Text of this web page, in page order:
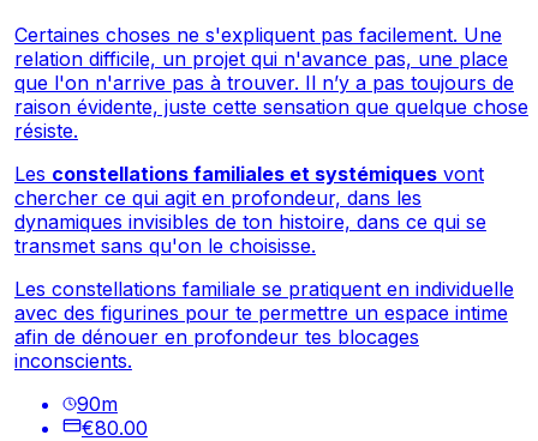
Certaines choses ne s'expliquent pas facilement. Une
relation difficile, un projet qui n'avance pas, une place
que l'on n'arrive pas à trouver. Il n’y a pas toujours de
raison évidente, juste cette sensation que quelque chose
résiste.
Les constellations familiales et systémiquesvont
chercher ce qui agit en profondeur, dans les
dynamiques invisibles de ton histoire, dans ce qui se
transmet sans qu'on le choisisse.
Les constellations familiale se pratiquent en individuelle
avec des figurines pour te permettre un espace intime
afin de dénouer en profondeur tes blocages
inconscients.
90m
€80.00